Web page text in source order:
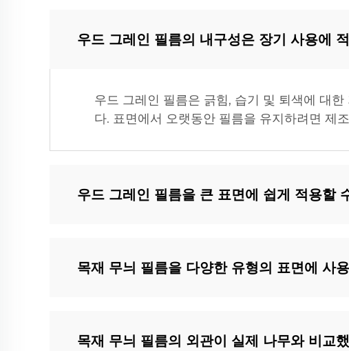
우드 그레인 필름의 내구성은 장기 사용에
우드 그레인 필름은 긁힘, 습기 및 퇴색에 대
다. 표면에서 오랫동안 필름을 유지하려면 제
우드 그레인 필름을 큰 표면에 쉽게 적용할
목재 무늬 필름을 다양한 유형의 표면에 사
목재 무늬 필름의 외관이 실제 나무와 비교